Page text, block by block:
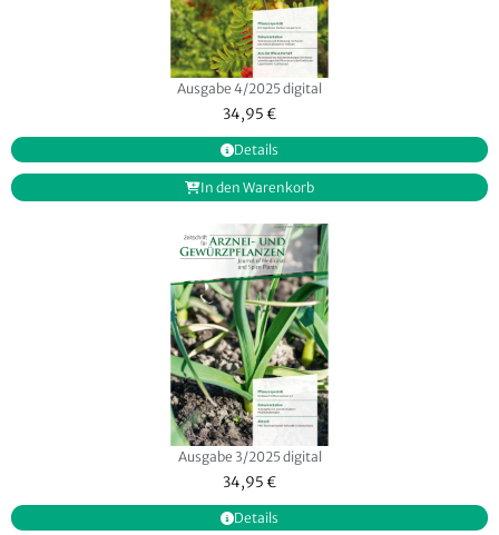
Ausgabe 4/2025 digital
34,95€
Details
In den Warenkorb
Ausgabe 3/2025 digital
34,95€
Details